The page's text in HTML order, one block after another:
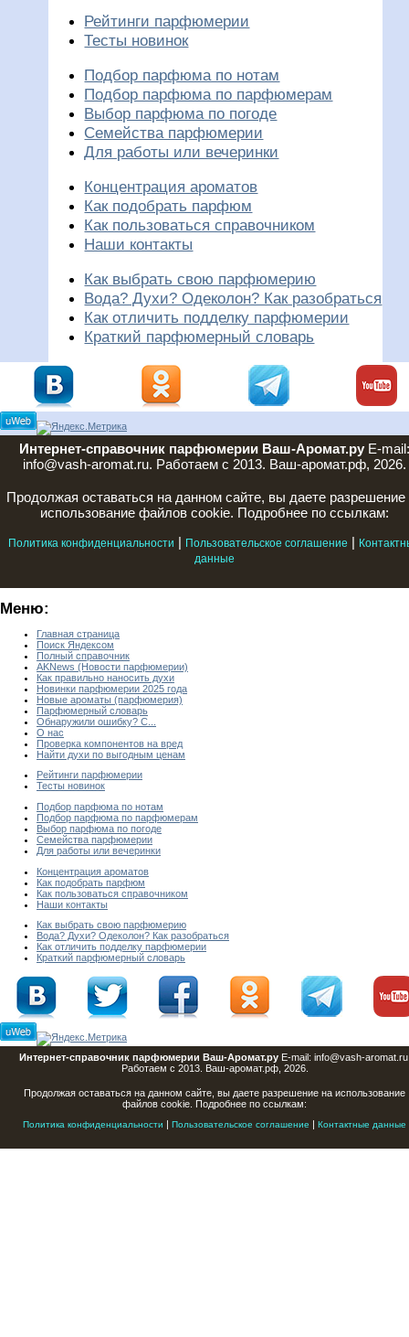
Рейтинги парфюмерии
Тесты новинок
Подбор парфюма по нотам
Подбор парфюма по парфюмерам
Выбор парфюма по погоде
Семейства парфюмерии
Для работы или вечеринки
Концентрация ароматов
Как подобрать парфюм
Как пользоваться справочником
Наши контакты
Как выбрать свою парфюмерию
Вода? Духи? Одеколон? Как разобраться
Как отличить подделку парфюмерии
Краткий парфюмерный словарь
Интернет-справочник парфюмерии Ваш-Аромат.ру E-
info@vash-aromat.ru. Работаем с 2013. Ваш-аромат.рф, 2026.
Продолжая оставаться на данном сайте, вы даете разрешение
использование файлов cookie. Подробнее по ссылкам:
Политика конфиденциальности | Пользовательское соглашение |
данные
Меню:
Главная страница
Поиск Яндексом
Полный справочник
AKNews (Новости парфюмерии)
Как правильно наносить духи
Новинки парфюмерии 2025 года
Новые ароматы (парфюмерия)
Парфюмерный словарь
Обнаружили ошибку? С...
О нас
Проверка компонентов на вред
Найти духи по выгодным ценам
Рейтинги парфюмерии
Тесты новинок
Подбор парфюма по нотам
Подбор парфюма по парфюмерам
Выбор парфюма по погоде
Семейства парфюмерии
Для работы или вечеринки
Концентрация ароматов
Как подобрать парфюм
Как пользоваться справочником
Наши контакты
Как выбрать свою парфюмерию
Вода? Духи? Одеколон? Как разобраться
Как отличить подделку парфюмерии
Краткий парфюмерный словарь
Интернет-справочник парфюмерии Ваш-Аромат.ру E-mail: info@vash-
Работаем с 2013. Ваш-аромат.рф, 2026.
Продолжая оставаться на данном сайте, вы даете разрешение на использование
файлов cookie. Подробнее по ссылкам:
Политика конфиденциальности |Пользовательское соглашение |Контактные данные